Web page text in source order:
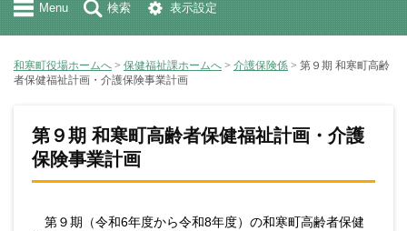
Menu 検索 表示設定
和寒町役場ホームへ > 保健福祉課ホームへ > 介護保険係 > 第９期 和寒町高齢
者保健福祉計画・介護保険事業計画
第９期 和寒町高齢者保健福祉計画・介護
保険事業計画
第９期（令和6年度から令和8年度）の和寒町高齢者保健